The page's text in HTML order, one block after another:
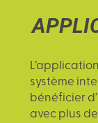
L’application
système
bénéficier
avec plus